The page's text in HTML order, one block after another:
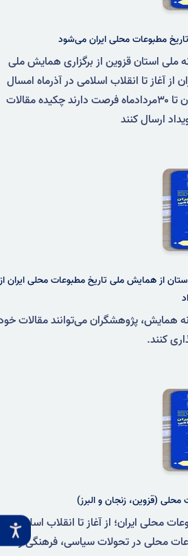
مطبوعات محلی ایران می‌شود
ملی استان قزوین از برگزاری همایش ملی
از آغاز تا انقلاب اسلامی در آذرماه امسال
خبرداد و گفت پژوهشگران تا ۳۰مردادماه فرصت دارند چکیده مقالات
ارسال کنند
از همایش ملی تاریخ مطبوعات محلی ایران
همایش، پژوهشگران می‌توانند مقالات
کنند.
(قزوین، زنجان و البرز)
محلی ایران؛ از آغاز تا انقلاب اسلامی»
محلی در تحولات سیاسی، فرهنگی و